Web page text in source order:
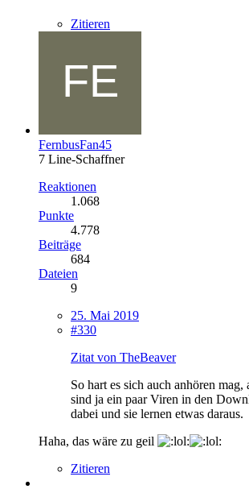
Zitieren
FernbusFan45
7 Line-Schaffner
Reaktionen
1.068
Punkte
4.778
Beiträge
684
Dateien
9
25. Mai 2019
#330
Zitat von TheBeaver
So hart es sich auch anhören
sind ja ein paar Viren in den
dabei und sie lernen etwas daraus.
Haha, das wäre zu geil
Zitieren